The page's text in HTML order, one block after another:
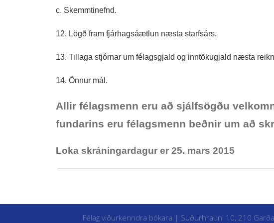
c. Skemmtinefnd.
12. Lögð fram fjárhagsáætlun næsta starfsárs.
13. Tillaga stjórnar um félagsgjald og inntökugjald næsta
14. Önnur mál.
Allir félagsmenn eru að sjálfsögðu
fundarins eru félagsmenn beðnir um að
Loka skráningardagur er 25. mars 2015
Félag viðurkenndra bókara | Suðurhrauni 10, 210